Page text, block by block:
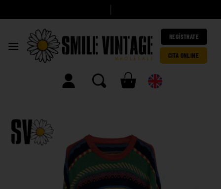
h
REGÍSTRATE
CITA ONLINE